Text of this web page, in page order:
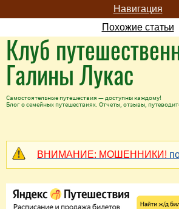
Навигация
Похожие статьи
Клуб
Галины Лукас
Самостоятельные путешествия — доступны каждому!
Блог о семейных путешествиях. Отчеты, отзывы,
ВНИМАНИЕ: МОШЕННИКИ!